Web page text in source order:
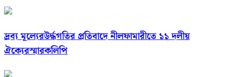
দ্রব্য মূল্যেরউর্দ্ধগতির প্রতিবাদে নীলফামারীতে ১১ দলীয়
ঐক্যেরস্মারকলিপি